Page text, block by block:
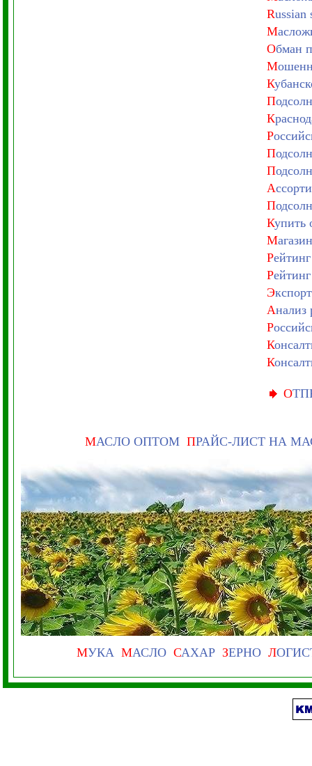
R
М
Обман
М
К
П
К
Р
П
П
А
П
Купить
М
Р
Р
Э
Анализ
Р
К
К
О
МАСЛО ОПТОМ ПРАЙС-ЛИСТ НА
МУКА МАСЛО САХАР ЗЕРНО Л